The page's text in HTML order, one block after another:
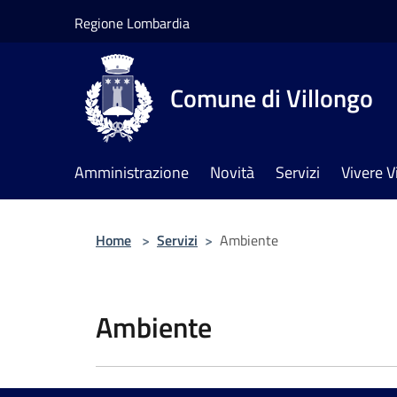
Regione Lombardia
Comune di Villongo
Amministrazione Novità Servizi Vivere
Home > Servizi > Ambiente
Ambiente